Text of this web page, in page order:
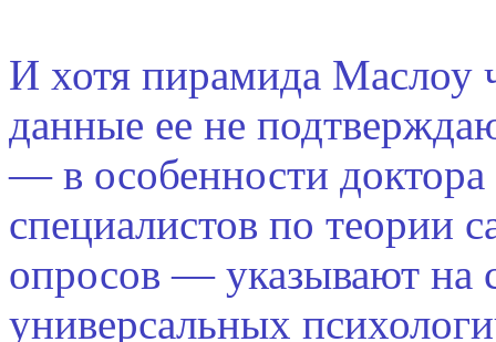
И хотя пирамида Маслоу
данные ее не
— в особенности
специалистов по теории
опросов — указывают на
универсальных